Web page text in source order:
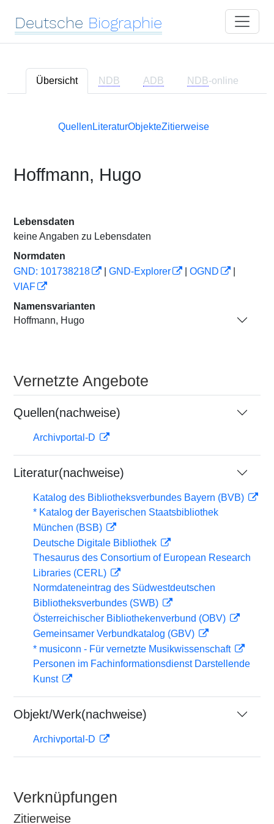
Deutsche Biographie
Übersicht NDB ADB NDB-online
Quellen LiteraturObjekteZitierweise
Hoffmann, Hugo
Lebensdaten
keine Angaben zu Lebensdaten
Normdaten
GND: 101738218
GND-Explorer OGND
VIAF
Namensvarianten
Hoffmann, Hugo
Vernetzte Angebote
Quellen(nachweise)
Archivportal-D
Literatur(nachweise)
Katalog des Bibliotheksverbundes Bayern (BVB)
* Katalog der Bayerischen Staatsbibliothek
München (BSB)
Deutsche Digitale Bibliothek
Thesaurus des Consortium of European Research
Libraries (CERL)
Normdateneintrag des Südwestdeutschen
Bibliotheksverbundes (SWB)
Österreichischer Bibliothekenverbund (OBV)
Gemeinsamer Verbundkatalog (GBV)
* musiconn - Für vernetzte Musikwissenschaft
Personen im Fachinformationsdienst Darstellende
Kunst
Objekt/Werk(nachweise)
Archivportal-D
Verknüpfungen
Zitierweise